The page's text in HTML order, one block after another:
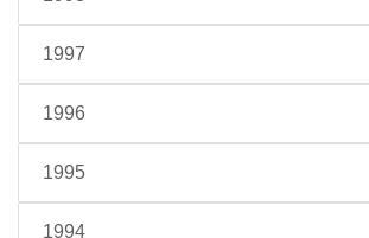
1997
1996
1995
1994